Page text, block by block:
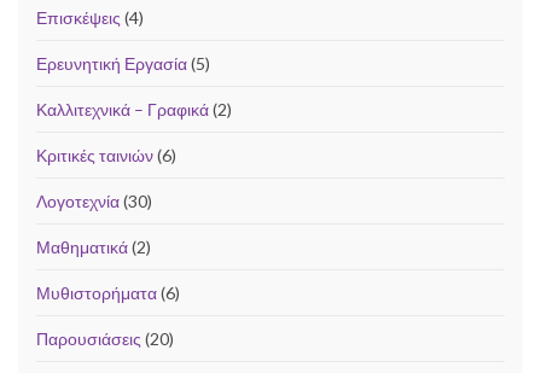
Επισκέψεις (4)
Ερευνητική Εργασία(5)
Καλλιτεχνικά – Γραφικά(2)
Κριτικές ταινιών(6)
Λογοτεχνία(30)
Μαθηματικά(2)
Μυθιστορήματα(6)
Παρουσιάσεις (20)